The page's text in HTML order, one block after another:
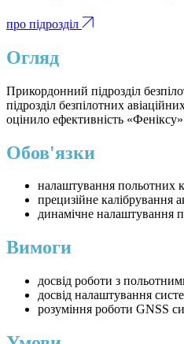
про підрозділ
Огляд
Прикордонний підрозділ
підрозділ безпілотних
оцінило ефективність
Обов'язки
налаштування польотних
прецизійне калібрування
динамічне налаштування
Вимоги
досвід роботи з
досвід налаштування
розуміння роботи GNSS